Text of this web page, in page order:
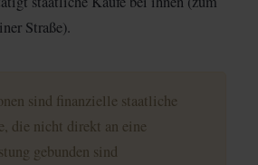
Straße).
sind finanzielle staatliche
die nicht direkt an eine
gebunden sind